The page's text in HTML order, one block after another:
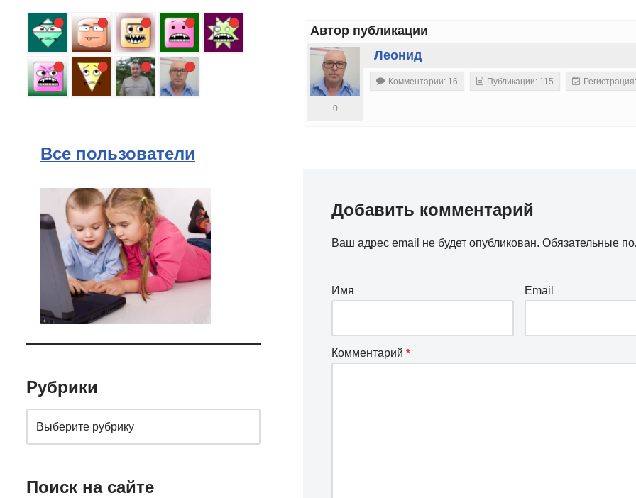
Все пользователи
Рубрики
Поиск на сайте
Автор публикации
Леонид
0
Комментарии: 16 Публикации: 115
Добавить комментарий
Ваш адрес email не будет опубликован. Обязательные
Имя Email
Комментарий *